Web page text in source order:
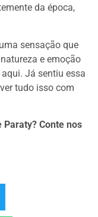
da época,
sensação que
e emoção
Já sentiu essa
tudo isso com
Conte nos